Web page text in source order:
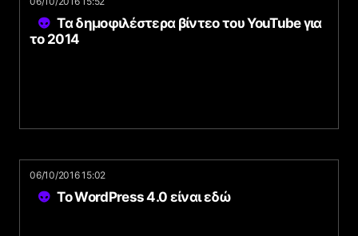
Τα δημοφιλέστερα βίντεο του YouTube για
το 2014
06/10/2016 15:02
To WordPress 4.0 είναι εδώ